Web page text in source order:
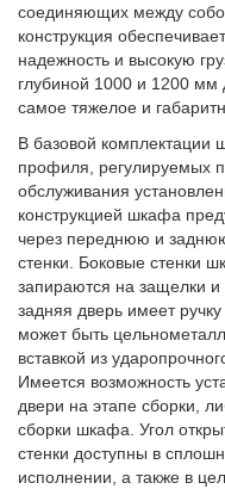
соединяющих между
конструкция
надежность и высокую
глубиной 1000 и 1200 мм
самое тяжелое и
В базовой комплектации
профиля, регулируемых
обслуживания
конструкцией шкафа
через переднюю и
стенки. Боковые стенки
запираются на защелки
задняя дверь имеет
может быть
вставкой из
Имеется возможность
двери на этапе сборки,
сборки шкафа. Угол
стенки доступны в
исполнении, а также в